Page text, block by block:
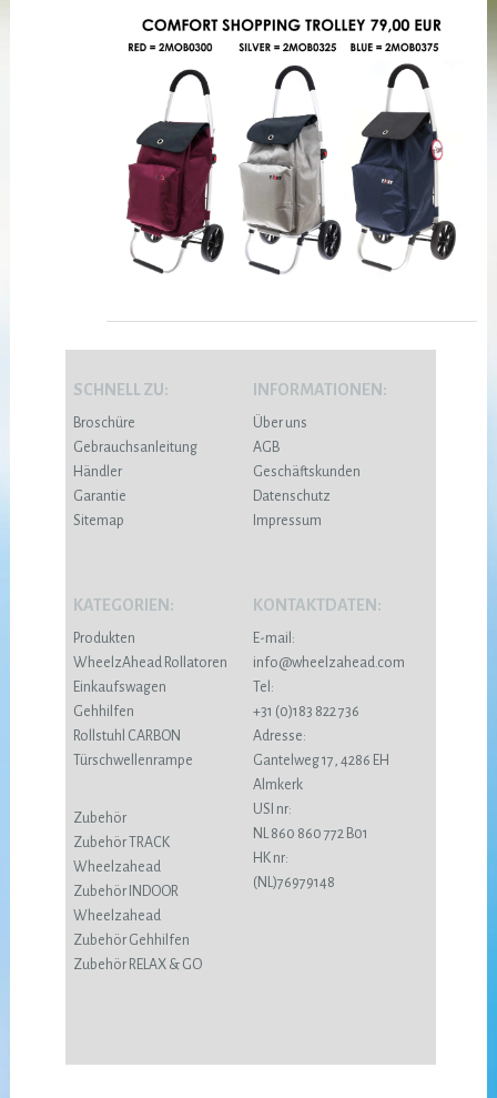
SCHNELL ZU:
Broschüre
Gebrauchsanleitung
Händler
Garantie
Sitemap
INFORMATIONEN:
Über uns
AGB
Geschäftskunden
Datenschutz
Impressum
KATEGORIEN:
Produkten
WheelzAhead Rollatoren
Einkaufswagen
Gehhilfen
Rollstuhl CARBON
Türschwellenrampe
Zubehör
Zubehör TRACK
Wheelzahead
Zubehör INDOOR
Wheelzahead
Zubehör Gehhilfen
Zubehör RELAX & GO
KONTAKTDATEN:
E-mail:
info@wheelzahead.com
Tel:
+31 (0)183 822 736
Adresse:
Gantelweg 17, 4286 EH
Almkerk
USI nr:
NL 860 860 772 B01
HK nr:
(NL)76979148